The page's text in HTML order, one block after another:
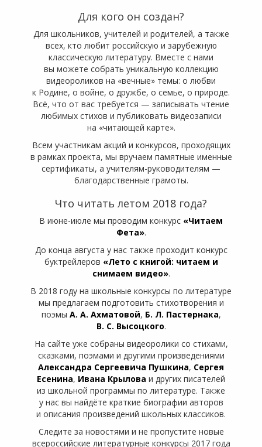
Для кого он создан?
Для школьников, учителей и родителей, а также
всех, кто любит российскую и зарубежную
классическую литературу. Вместе с нами
вы можете собрать уникальную коллекцию
видеороликов на «вечные» темы: о любви
к Родине, о войне, о дружбе, о семье, о природе.
Всё, что от вас требуется — записывать чтение
любимых стихов и публиковать видеозаписи
на «читающей карте».
Всем участникам акций и конкурсов, проходящих
в рамках проекта, мы вручаем памятные именные
сертификаты, а учителям-руководителям —
благодарственные грамоты.
Что читать летом 2018 года?
В июне-июле мы проводим конкурс «Читаем
Фета».
До конца августа у нас также проходит конкурс
буктрейлеров «Лето с книгой: читаем и
снимаем видео».
В 2018 году на школьные конкурсы по литературе
мы предлагаем подготовить стихотворения и
поэмы А. А. Ахматовой, Б. Л. Пастернака,
В. С. Высоцкого.
На сайте уже собраны видеоролики со стихами,
сказками, поэмами и другими произведениями
Александра Сергеевича Пушкина, Сергея
Есенина, Ивана Крылова и других писателей
из школьной программы по литературе. Также
у нас вы найдёте краткие биографии авторов
и описания произведений школьных классиков.
Следите за новостями и не пропустите новые
всероссийские литературные конкурсы 2017 года